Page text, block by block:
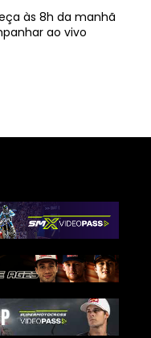
às 8h da manhã
ao vivo